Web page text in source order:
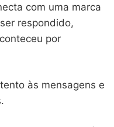
com uma marca
respondido,
por
às mensagens e